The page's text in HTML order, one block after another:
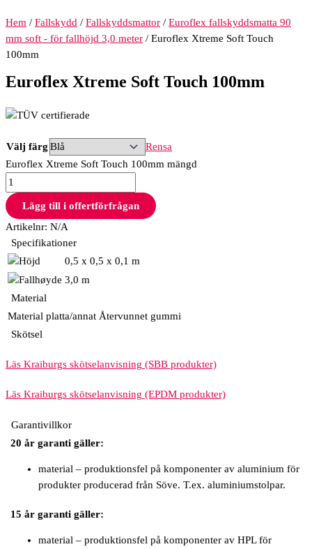
Hem / Fallskydd / Fallskyddsmattor / Euroflex fallskyddsmatta 90
mm soft - för fallhöjd 3,0 meter / Euroflex Xtreme Soft Touch
100mm
Euroflex Xtreme Soft Touch 100mm
Välj färg
Rensa
Euroflex Xtreme Soft Touch 100mm mängd
Lägg till i offertförfrågan
Artikelnr: N/A
Specifikationer
0,5 x 0,5 x 0,1 m
3,0 m
Material
Material platta/annat Återvunnet gummi
Skötsel
Läs Kraiburgs skötselanvisning (SBB produkter)
Läs Kraiburgs skötselanvisning (EPDM produkter)
Garantivillkor
20 år garanti gäller:
material – produktionsfel på komponenter av aluminium för
produkter producerad från Söve. T.ex. aluminiumstolpar.
15 år garanti gäller:
material – produktionsfel på komponenter av HPL för